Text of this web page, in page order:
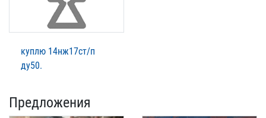
куплю 14нж17ст/п
ду50.
Предложения